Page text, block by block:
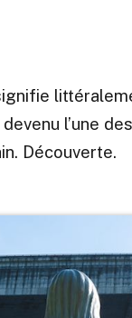
l’une
Découverte.